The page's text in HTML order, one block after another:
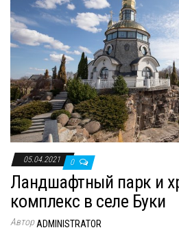
05.04.2021 0
Ландшафтный парк и
комплекс в селе Буки
АвторADMINISTRATOR